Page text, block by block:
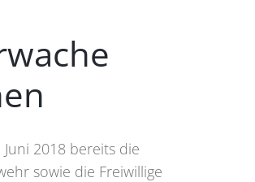
2018 bereits die
sowie die Freiwillige